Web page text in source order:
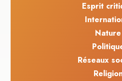
Esprit
Nature
Réseaux